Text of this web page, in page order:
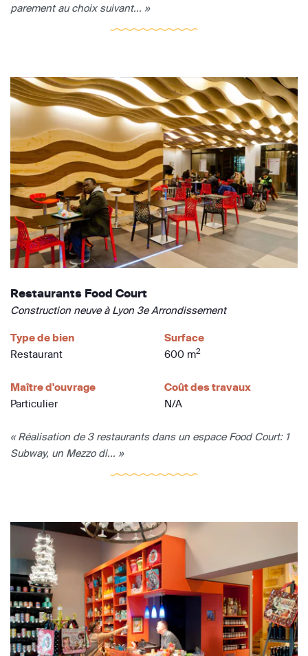
parement au choix suivant... »
Restaurants Food Court
Construction neuve à Lyon 3e Arrondissement
Type de bien
Restaurant
Surface
600 m2
Maître d'ouvrage
Particulier
Coût des travaux
N/A
« Réalisation de 3 restaurants dans un espace Food Court: 1
Subway, un Mezzo di... »